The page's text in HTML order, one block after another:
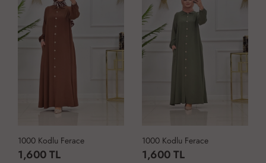
1000 Kodlu Ferace
1,600 TL
1000 Kodlu Ferace
1,600 TL